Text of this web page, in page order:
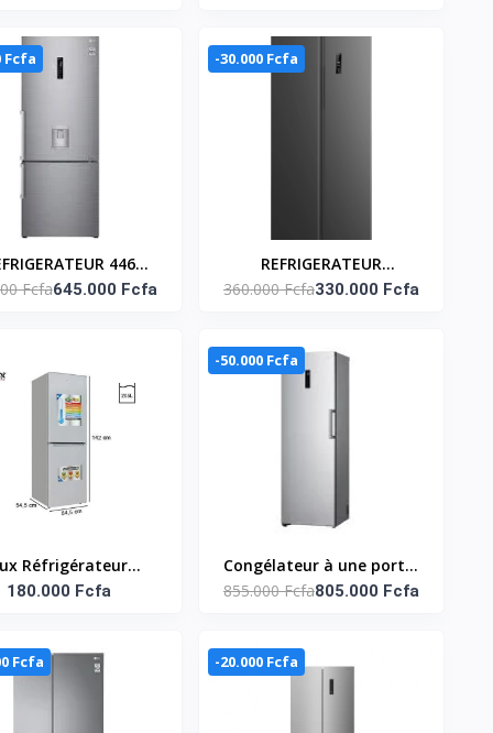
flux d’air multiple /GL-
C502HLCL| Door
Fcfa
446
AVEC FONTAINE LG
Fcfa645.000 Fcfa
-30.000 Fcfa
REFRIGERATEUR
AMERICAIN 425LT FAST
360.000 Fcfa330.000 Fcfa
Réfrigérateur
ILCB205 –
180.000 Fcfa
-50.000 Fcfa
Congélateur à une porte,
324 L, Compresseur Smart
linéaire / GC-B414ELFM
855.000 Fcfa805.000 Fcfa
Fcfa -20.000 Fcfa